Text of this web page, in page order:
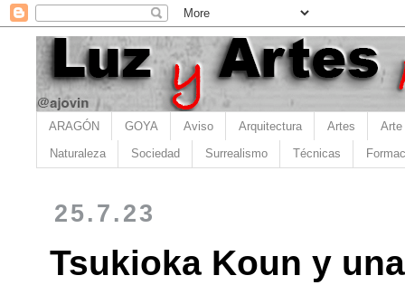
ARAGÓN GOYA Aviso Arquitectura Artes Arte
Naturaleza Sociedad Surrealismo Técnicas
25.7.23
Tsukioka Koun y